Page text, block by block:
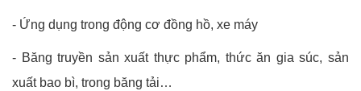
- Ứng dụng trong động cơ đồng hồ, xe máy
- Băng truyền sản xuất thực phẩm, thức ăn gia súc, sản
xuất bao bì, trong băng tải…